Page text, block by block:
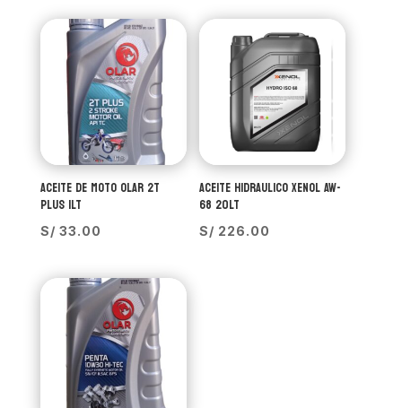
ACEITE DE MOTO OLAR 2T
PLUS 1LT
S/ 33.00
ACEITE HIDRAULICO XENOL AW-
68 20LT
S/ 226.00